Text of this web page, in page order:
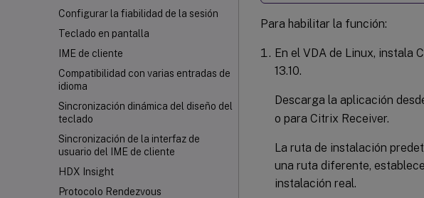
Configurar la fiabilidad de la sesión
Teclado en pantalla
IME de cliente
Compatibilidad con varias entradas de
idioma
Sincronización dinámica del diseño del
teclado
Sincronización de la interfaz de
usuario del IME de cliente
HDX Insight
Protocolo Rendezvous
Para habilitar la función:
En el VDA de Linux, instala
13.10.
Descarga la aplicación
o para Citrix Receiver.
La ruta de instalación
una ruta diferente,
instalación real.